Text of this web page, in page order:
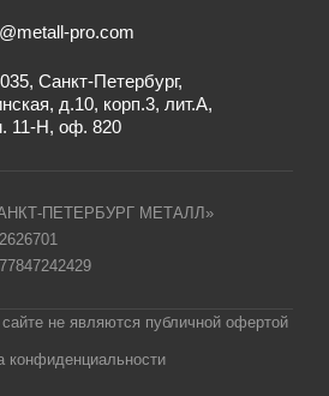
pro.com
Санкт-Петербург,
д.10, корп.3, лит.А,
11-Н, оф. 820
ПЕТЕРБУРГ МЕТАЛЛ»
не являются публичной офертой
конфиденциальности